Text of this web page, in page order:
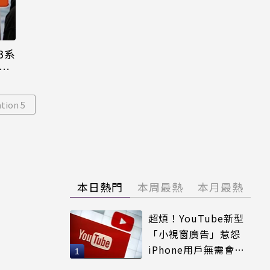
系
5
本日熱門 本周最熱 本月最熱
超煩！YouTube新型
「小視窗廣告」惹怨
iPhone用戶無需會員